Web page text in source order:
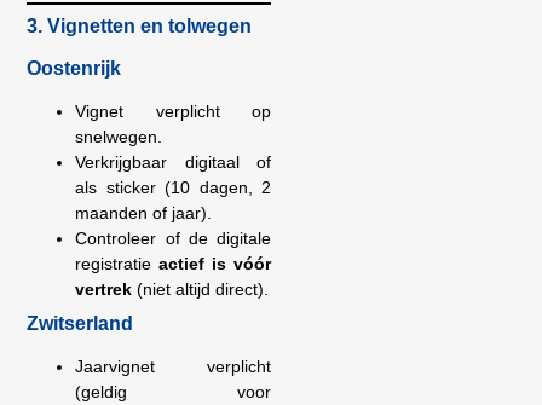
3. Vignetten en tolwegen
Oostenrijk
Vignet verplicht op
snelwegen.
Verkrijgbaar digitaal of
als sticker (10 dagen, 2
maanden of jaar).
Controleer of de digitale
registratieactief is vóór
vertrek (niet altijd direct).
Zwitserland
Jaarvignet verplicht
(geldig voor